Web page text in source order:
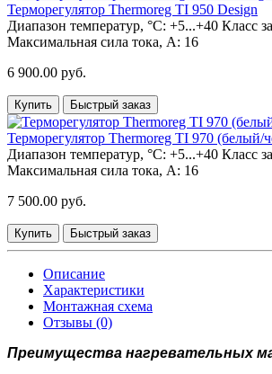
Терморегулятор Thermoreg TI 950 Design
Диапазон температур, °С: +5...+40 Класс
Максимальная сила тока, А: 16
6 900.00 руб.
Купить Быстрый заказ
Терморегулятор Thermoreg TI 970 (белый/
Диапазон температур, °С: +5...+40 Класс
Максимальная сила тока, А: 16
7 500.00 руб.
Купить Быстрый заказ
Описание
Характеристики
Монтажная схема
Отзывы (0)
Преимущества нагревательных